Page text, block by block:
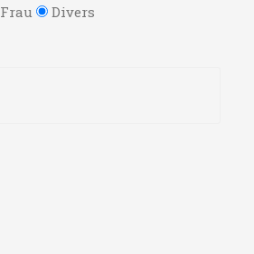
Frau Divers